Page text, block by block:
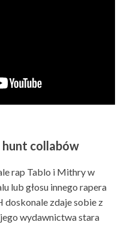
hunt collabów
rap Tablo i Mithry w
lub głosu innego rapera
doskonale zdaje sobie z
wydawnictwa stara